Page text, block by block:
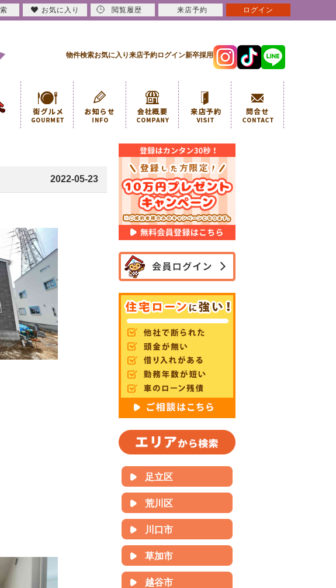
物件検索お気に入り来店予約ログイン新卒採用
2022-05-23
足立区
荒川区
川口市
草加市
越谷市
お気に入り 閲覧履歴 来店予約 ログイン